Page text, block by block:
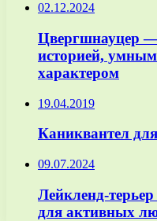
02.12.2024
Цвергшнауцер —
историей,
характером
19.04.2019
Каниквантел
09.07.2024
Лейкленд-
для активных